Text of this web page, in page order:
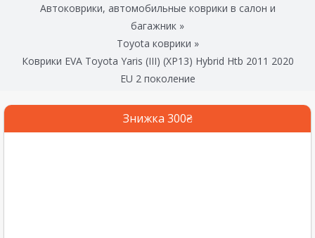
Автоковрики, автомобильные коврики в салон и
багажник »
Toyota коврики »
Коврики EVA Toyota Yaris (III) (XP13) Hybrid Htb 2011 2020
EU 2 поколение
Знижка 300₴